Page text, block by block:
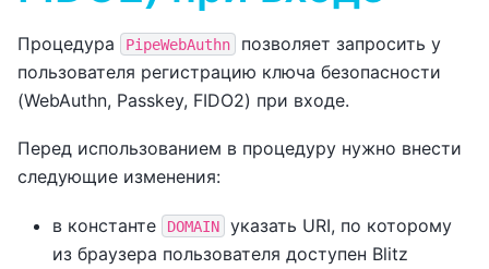
Процедура PipeWebAuthn
позволяет запросить у
пользователя регистрацию ключа безопасности
(WebAuthn, Passkey, FIDO2) при входе.
Перед использованием в процедуру нужно внести
следующие изменения:
в константе DOMAIN
указать URI, по которому
из браузера пользователя доступен Blitz